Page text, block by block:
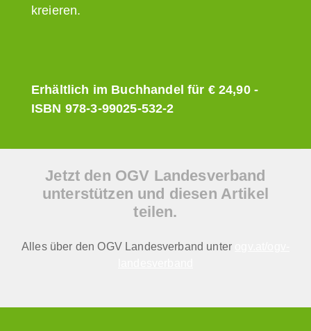
kreieren.
Erhältlich im Buchhandel für € 24,90 -
ISBN 978-3-99025-532-2
Jetzt den OGV Landesverband
unterstützen und diesen Artikel
teilen.
Alles über den OGV Landesverband unter